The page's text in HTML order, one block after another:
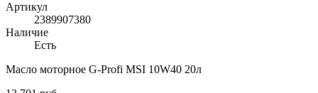
Артикул
2389907380
Наличие
Есть
Масло моторное G-Profi MSI 10W40 20л